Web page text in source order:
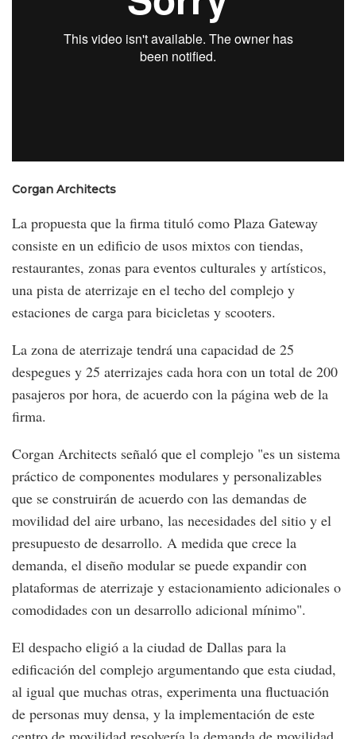
Corgan Architects
La propuesta que la firma tituló como Plaza Gateway
consiste en un edificio de usos mixtos con tiendas,
restaurantes, zonas para eventos culturales y artísticos,
una pista de aterrizaje en el techo del complejo y
estaciones de carga para bicicletas y scooters.
La zona de aterrizaje tendrá una capacidad de 25
despegues y 25 aterrizajes cada hora con un total de 200
pasajeros por hora, de acuerdo con la página web de la
firma.
Corgan Architects señaló que el complejo "es un sistema
práctico de componentes modulares y personalizables
que se construirán de acuerdo con las demandas de
movilidad del aire urbano, las necesidades del sitio y el
presupuesto de desarrollo. A medida que crece la
demanda, el diseño modular se puede expandir con
plataformas de aterrizaje y estacionamiento adicionales o
comodidades con un desarrollo adicional mínimo".
El despacho eligió a la ciudad de Dallas para la
edificación del complejo argumentando que esta ciudad,
al igual que muchas otras, experimenta una fluctuación
de personas muy densa, y la implementación de este